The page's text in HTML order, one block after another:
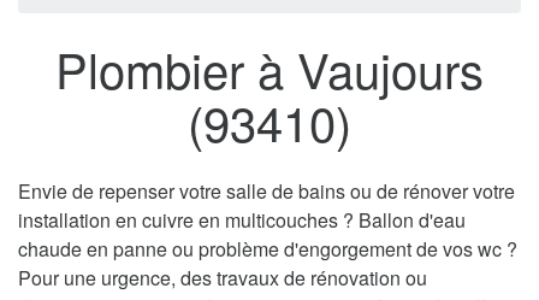
Plombier à Vaujours
(93410)
Envie de repenser votre salle de bains ou de rénover votre
installation en cuivre en multicouches ? Ballon d'eau
chaude en panne ou problème d'engorgement de vos wc ?
Pour une urgence, des travaux de rénovation ou